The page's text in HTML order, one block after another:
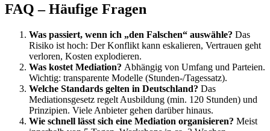
FAQ – Häufige Fragen
Was passiert, wenn ich „den Falschen“ auswähle? Das
Risiko ist hoch: Der Konflikt kann eskalieren, Vertrauen geht
verloren, Kosten explodieren.
Was kostet Mediation? Abhängig von Umfang und Parteien.
Wichtig: transparente Modelle (Stunden-/Tagessatz).
Welche Standards gelten in Deutschland? Das
Mediationsgesetz regelt Ausbildung (min. 120 Stunden) und
Prinzipien. Viele Anbieter gehen darüber hinaus.
Wie schnell lässt sich eine Mediation organisieren? Meist